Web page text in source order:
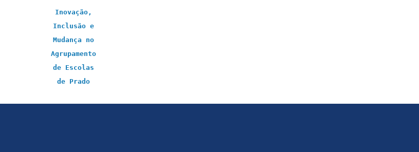
Inovação,
Inclusão e
Mudança no
Agrupamento
de Escolas
de Prado